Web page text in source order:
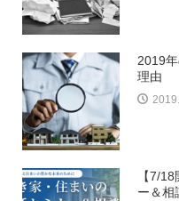
2019
理由
【7/
ー＆相